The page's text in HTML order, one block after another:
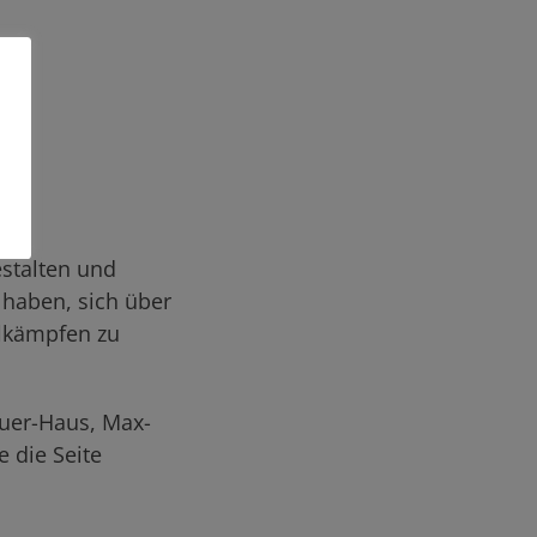
und
sich über
zu
Haus, Max-
die Seite